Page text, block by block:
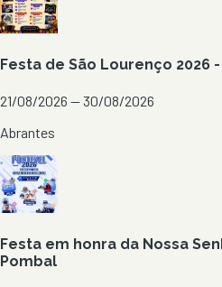
Festa de São Lourenço 2026
21/08/2026 — 30/08/2026
Abrantes
Festa em honra da Nossa
Pombal